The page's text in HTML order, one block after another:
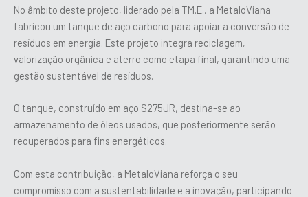
No âmbito deste projeto, liderado pela TM.E., a MetaloViana
fabricou um tanque de aço carbono para apoiar a conversão de
resíduos em energia. Este projeto integra reciclagem,
valorização orgânica e aterro como etapa final, garantindo uma
gestão sustentável de resíduos.
O tanque, construído em aço S275JR, destina-se ao
armazenamento de óleos usados, que posteriormente serão
recuperados para fins energéticos.
Com esta contribuição, a MetaloViana reforça o seu
compromisso com a sustentabilidade e a inovação, participando